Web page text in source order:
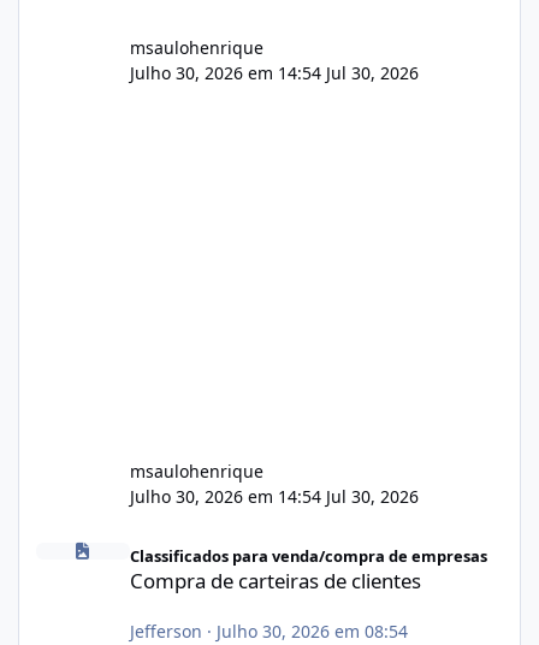
msaulohenrique
Julho 30, 2026 em 14:54 Jul 30, 2026
msaulohenrique
Julho 30, 2026 em 14:54 Jul 30, 2026
Compra de carteiras de clientes
Classificados para venda/compra de empresas
Compra de carteiras de clientes
Jefferson · Julho 30, 2026 em 08:54